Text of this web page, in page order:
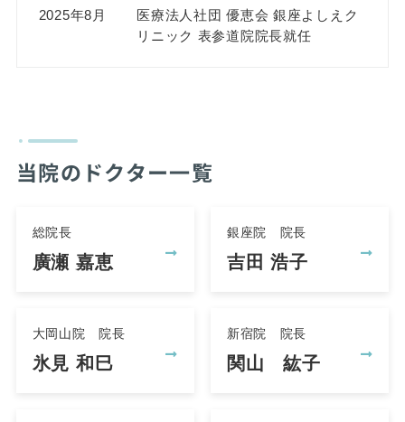
2025年8月
医療法人社団 優恵会 銀座よしえク
リニック 表参道院院長就任
当院のドクター一覧
総院長
廣瀬 嘉恵
銀座院 院長
吉田 浩子
大岡山院 院長
氷見 和巳
新宿院 院長
関山 紘子